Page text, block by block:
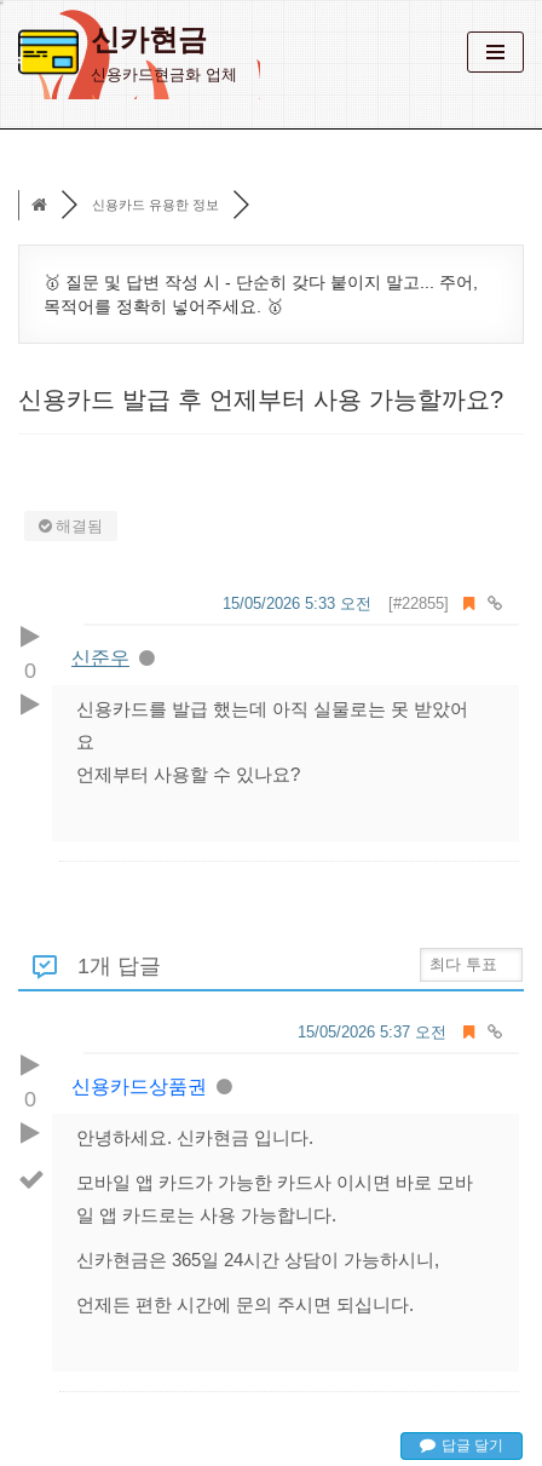
콘
너
신카현금
신용카드현금화 업체
신용카드 유용한 정보
🥇 질문 및 답변 작성 시 - 단순히 갖다 붙이지 말고... 주어,
목적어를 정확히 넣어주세요. 🥇
신용카드 발급 후 언제부터 사용 가능할까요?
해결됨
0
[#22855]
15/05/2026 5:33 오전
신준우
신용카드를 발급 했는데 아직 실물로는 못 받았어
요
언제부터 사용할 수 있나요?
1개 답글
0
15/05/2026 5:37 오전
신용카드상품권
안녕하세요. 신카현금 입니다.
모바일 앱 카드가 가능한 카드사 이시면 바로 모바
일 앱 카드로는 사용 가능합니다.
신카현금은 365일 24시간 상담이 가능하시니,
언제든 편한 시간에 문의 주시면 되십니다.
답글 달기